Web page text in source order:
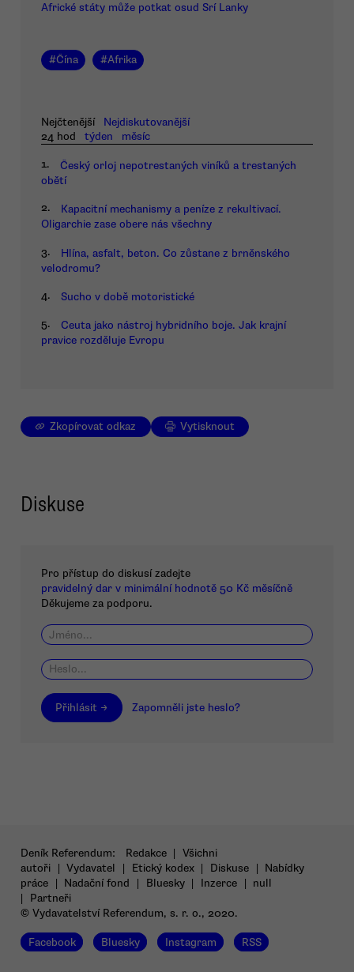
Africké státy může potkat osud Srí Lanky
#Čína #Afrika
Nejčtenější
Nejdiskutovanější
24 hod
týden měsíc
1.
Český orloj nepotrestaných viníků a trestaných
obětí
2.
Kapacitní mechanismy a peníze z rekultivací.
Oligarchie zase obere nás všechny
3.
Hlína, asfalt, beton. Co zůstane z brněnského
velodromu?
4. Sucho v době motoristické
5.
Ceuta jako nástroj hybridního boje. Jak krajní
pravice rozděluje Evropu
Zkopírovat odkaz Vytisknout
Diskuse
Pro přístup do diskusí zadejte
pravidelný dar v minimální hodnotě 50 Kč měsíčně
Děkujeme za podporu.
Přihlásit → Zapomněli jste heslo?
Deník Referendum: Redakce | Všichni
autoři | Vydavatel | Etický kodex | Diskuse | Nabídky
práce | Nadační fond | Bluesky | Inzerce | null
|
Partneři
© Vydavatelství Referendum, s. r. o., 2020.
Facebook Bluesky Instagram RSS